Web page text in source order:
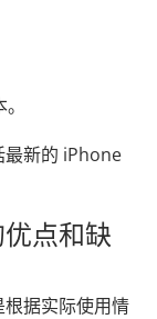
最新的 iPhone
点和缺
据实际使用情